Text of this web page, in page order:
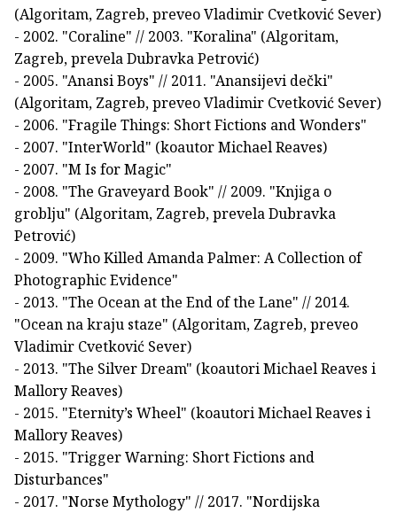
(Algoritam, Zagreb, preveo Vladimir Cvetković Sever)
- 2002. "Coraline" // 2003. "Koralina" (Algoritam,
Zagreb, prevela Dubravka Petrović)
- 2005. "Anansi Boys" // 2011. "Anansijevi dečki"
(Algoritam, Zagreb, preveo Vladimir Cvetković Sever)
- 2006. "Fragile Things: Short Fictions and Wonders"
- 2007. "InterWorld" (koautor Michael Reaves)
- 2007. "M Is for Magic"
- 2008. "The Graveyard Book" // 2009. "Knjiga o
groblju" (Algoritam, Zagreb, prevela Dubravka
Petrović)
- 2009. "Who Killed Amanda Palmer: A Collection of
Photographic Evidence"
- 2013. "The Ocean at the End of the Lane" // 2014.
"Ocean na kraju staze" (Algoritam, Zagreb, preveo
Vladimir Cvetković Sever)
- 2013. "The Silver Dream" (koautori Michael Reaves i
Mallory Reaves)
- 2015. "Eternity’s Wheel" (koautori Michael Reaves i
Mallory Reaves)
- 2015. "Trigger Warning: Short Fictions and
Disturbances"
- 2017. "Norse Mythology" // 2017. "Nordijska